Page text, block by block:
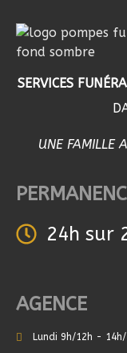
SERVICES
UNE FAMILLE
24h sur
AGENCE
Lundi 9h/12h - 14h/